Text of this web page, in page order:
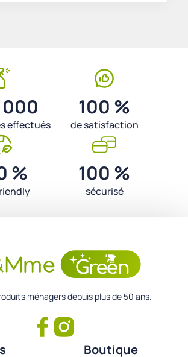
effectués
100 %
de satisfaction
% 100 %
sécurisé
ménagers depuis plus de 50 ans.
Boutique